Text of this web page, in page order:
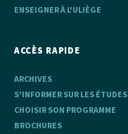
ENSEIGNER À L'ULIÈGE
ACCÈS RAPIDE
ARCHIVES
S'INFORMER SUR LES ÉTUDES
CHOISIR SON PROGRAMME
BROCHURES